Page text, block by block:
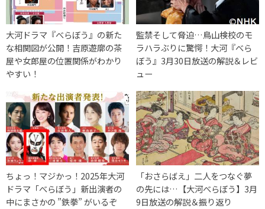
大河ドラマ『べらぼう』の新た
な相関図が公開！吉原遊廓の茶
屋や女郎屋の位置関係がわかり
やすい！
監禁そして脅迫…鳥山検校のモ
ラハラぶりに驚愕！大河『べら
ぼう』3月30日放送の解説＆レビ
ュー
ちょっ！マジかっ！2025年大河
ドラマ「べらぼう」新出演者の
中にまさかの ”鉄拳” がいるぞ
「おさらばえ」二人をつなぐ夢
の先には…【大河べらぼう】3月
9日放送の解説＆振り返り